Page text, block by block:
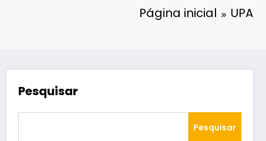
Página inicial UPA
Pesquisar
Pesquisar